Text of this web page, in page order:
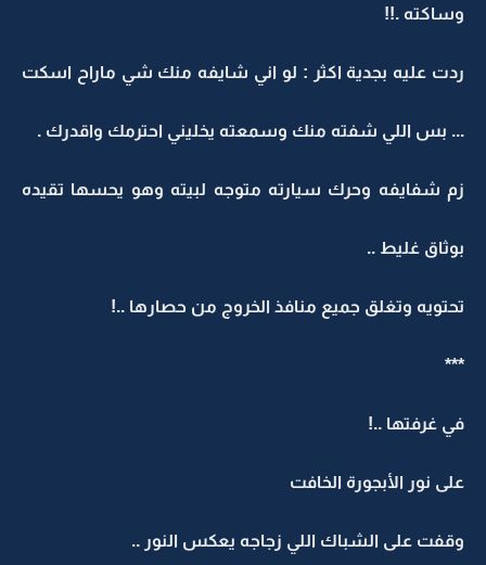
وساكته .!!
ردت عليه بجدية اكثر : لو اني شايفه منك شي ماراح اسكت
... بس اللي شفته منك وسمعته يخليني احترمك واقدرك .
زم شفايفه وحرك سيارته متوجه لبيته وهو يحسها تقيده
بوثاق غليط ..
تحتويه وتغلق جميع منافذ الخروج من حصارها ..!
***
في غرفتها ..!
على نور الأبجورة الخافت
وقفت على الشباك اللي زجاجه يعكس النور ..